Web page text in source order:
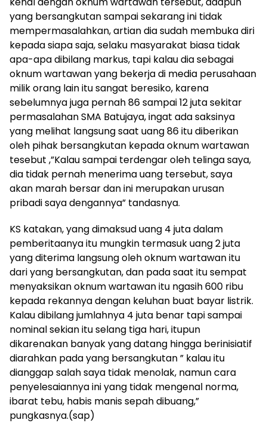
yang bersangkutan sampai sekarang ini tidak
mempermasalahkan, artian dia sudah membuka diri
kepada siapa saja, selaku masyarakat biasa tidak
apa-apa dibilang markus, tapi kalau dia sebagai
oknum wartawan yang bekerja di media perusahaan
milik orang lain itu sangat beresiko, karena
sebelumnya juga pernah 86 sampai 12 juta sekitar
permasalahan SMA Batujaya, ingat ada saksinya
yang melihat langsung saat uang 86 itu diberikan
oleh pihak bersangkutan kepada oknum wartawan
tesebut ,”Kalau sampai terdengar oleh telinga saya,
dia tidak pernah menerima uang tersebut, saya
akan marah bersar dan ini merupakan urusan
pribadi saya dengannya” tandasnya.
KS katakan, yang dimaksud uang 4 juta dalam
pemberitaanya itu mungkin termasuk uang 2 juta
yang diterima langsung oleh oknum wartawan itu
dari yang bersangkutan, dan pada saat itu sempat
menyaksikan oknum wartawan itu ngasih 600 ribu
kepada rekannya dengan keluhan buat bayar listrik.
Kalau dibilang jumlahnya 4 juta benar tapi sampai
nominal sekian itu selang tiga hari, itupun
dikarenakan banyak yang datang hingga berinisiatif
diarahkan pada yang bersangkutan ” kalau itu
dianggap salah saya tidak menolak, namun cara
penyelesaiannya ini yang tidak mengenal norma,
ibarat tebu, habis manis sepah dibuang,”
pungkasnya.(sap)